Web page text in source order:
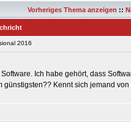
Vorheriges Thema anzeigen ::
2016
Ich habe gehört, dass
Kennt sich jemand